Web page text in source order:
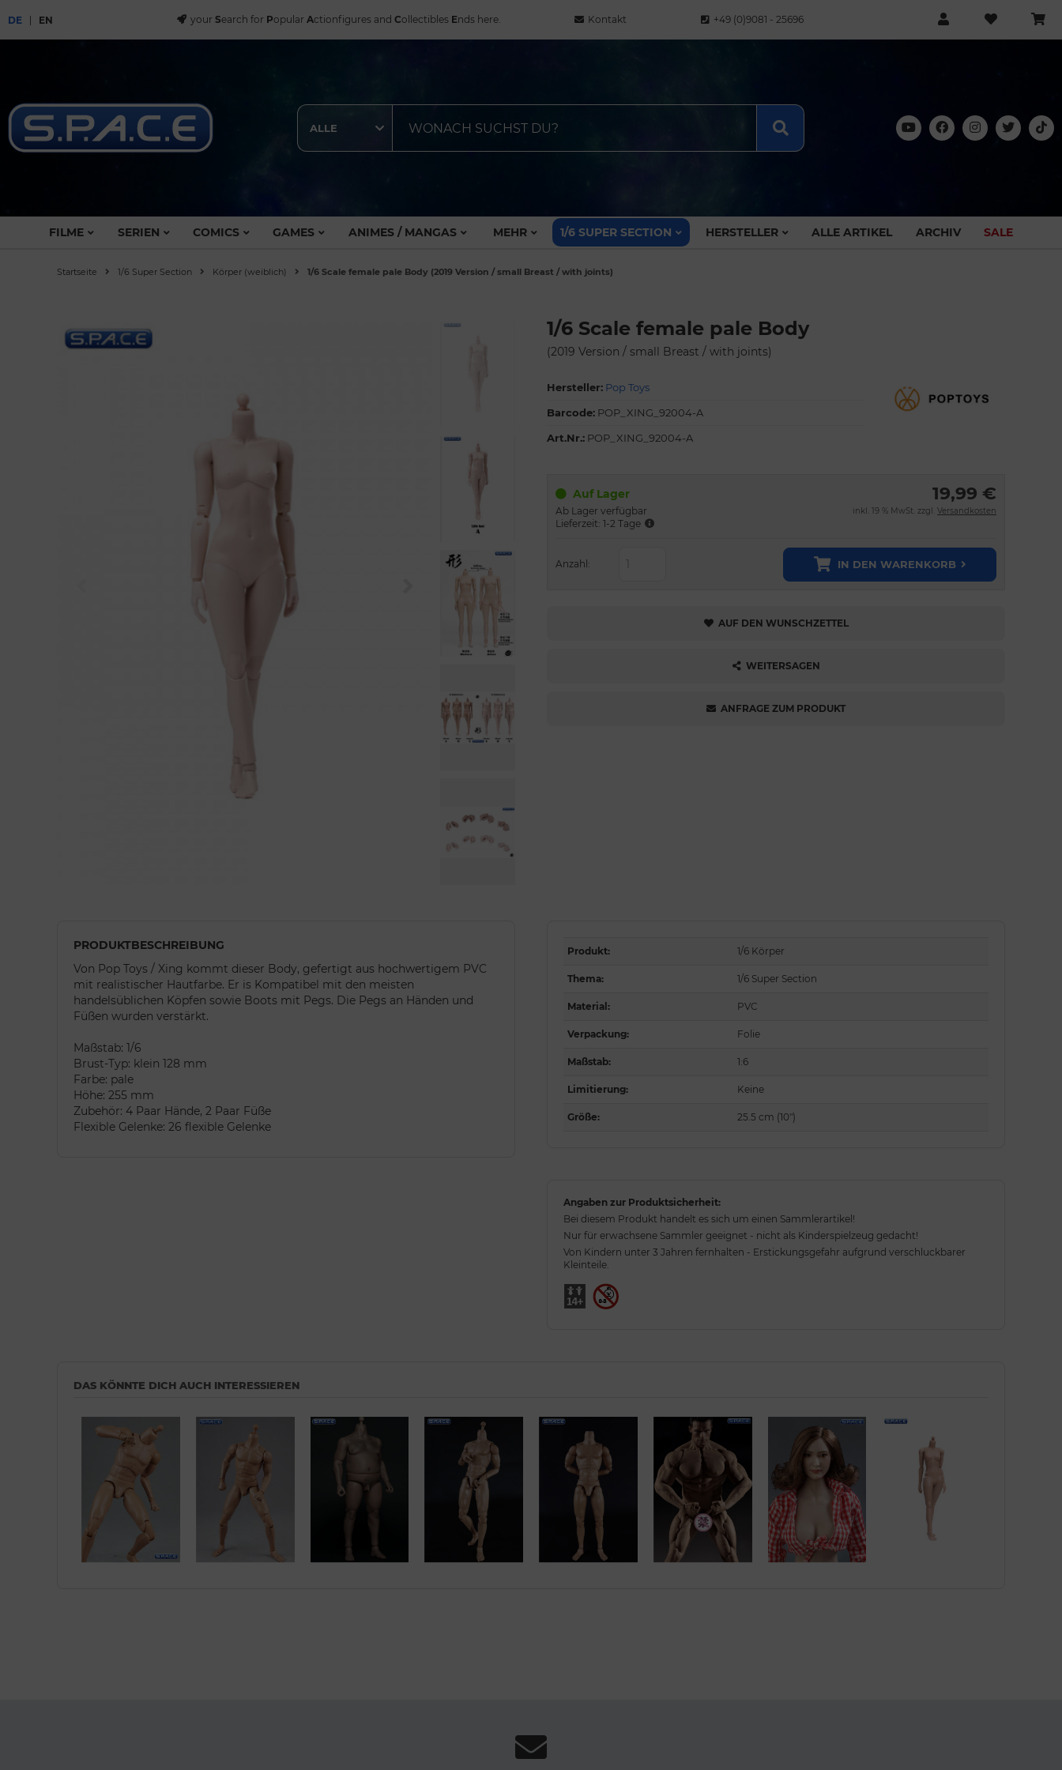
DE EN your Search for Popular Actionfigures and Collectibles Ends here. Kontakt +49 (0)9081 - 25696
ALLE
FILME SERIEN COMICS GAMES ANIMES / MANGAS MEHR 1/6 SUPER SECTION HERSTELLER ALLE ARTIKEL ARCHIV SALE
Startseite 1/6 Super Section Körper (weiblich) 1/6 Scale female pale Body (2019 Version / small Breast / with joints)
1/6 Scale female pale Body
(2019 Version / small Breast / with joints)
Hersteller: Pop Toys
Barcode: POP_XING_92004-A
Art.Nr.: POP_XING_92004-A
Auf Lager
Ab Lager verfügbar
Lieferzeit: 1-2 Tage
19,99 €
inkl. 19 % MwSt. zzgl. Versandkosten
Anzahl: IN DEN WARENKORB
AUF DEN WUNSCHZETTEL
WEITERSAGEN
ANFRAGE ZUM PRODUKT
PRODUKTBESCHREIBUNG
Von Pop Toys / Xing kommt dieser Body, gefertigt aus hochwertigem PVC
mit realistischer Hautfarbe. Er is Kompatibel mit den meisten
handelsüblichen Köpfen sowie Boots mit Pegs. Die Pegs an Händen und
Füßen wurden verstärkt.
Maßstab: 1/6
Brust-Typ: klein 128 mm
Farbe: pale
Höhe: 255 mm
Zubehör: 4 Paar Hände, 2 Paar Füße
Flexible Gelenke: 26 flexible Gelenke
Produkt: 1/6 Körper
Thema: 1/6 Super Section
Material: PVC
Verpackung: Folie
Maßstab: 1:6
Limitierung: Keine
Größe: 25.5 cm (10")
Angaben zur Produktsicherheit:
Bei diesem Produkt handelt es sich um einen Sammlerartikel!
Nur für erwachsene Sammler geeignet - nicht als Kinderspielzeug gedacht!
Von Kindern unter 3 Jahren fernhalten - Erstickungsgefahr aufgrund verschluckbarer
Kleinteile.
DAS KÖNNTE DICH AUCH INTERESSIEREN